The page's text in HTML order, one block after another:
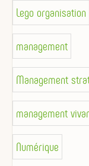
Lego organisation
management
Management
management
Numérique